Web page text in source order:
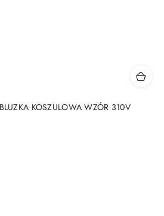
KOSZULOWA WZÓR 310V